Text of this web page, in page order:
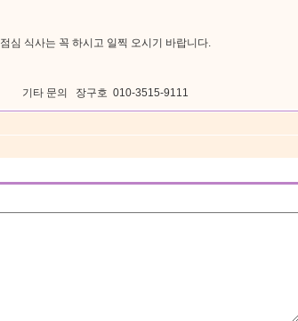
점심 식사는 꼭 하시고 일찍 오시기 바랍니다.
기타 문의 장구호 010-3515-9111